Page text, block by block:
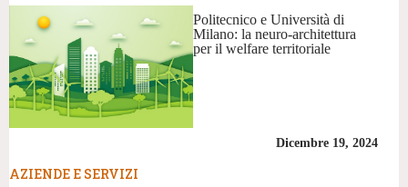
Politecnico e Università di
Milano: la neuro-architettura
per il welfare territoriale
Dicembre 19, 2024
AZIENDE E SERVIZI